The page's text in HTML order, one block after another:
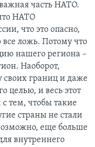
часть НАТО.
НАТО
что это опасно,
все ложь. Потому что
нашего региона –
Наоборот,
своих границ и даже
целью, и весь этот
тем, чтобы такие
страны не стали
еще больше
внутреннего